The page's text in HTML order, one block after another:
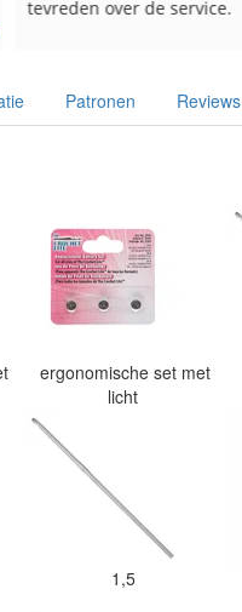
over de service.
Patronen Reviews
ergonomische set met
licht
1,5